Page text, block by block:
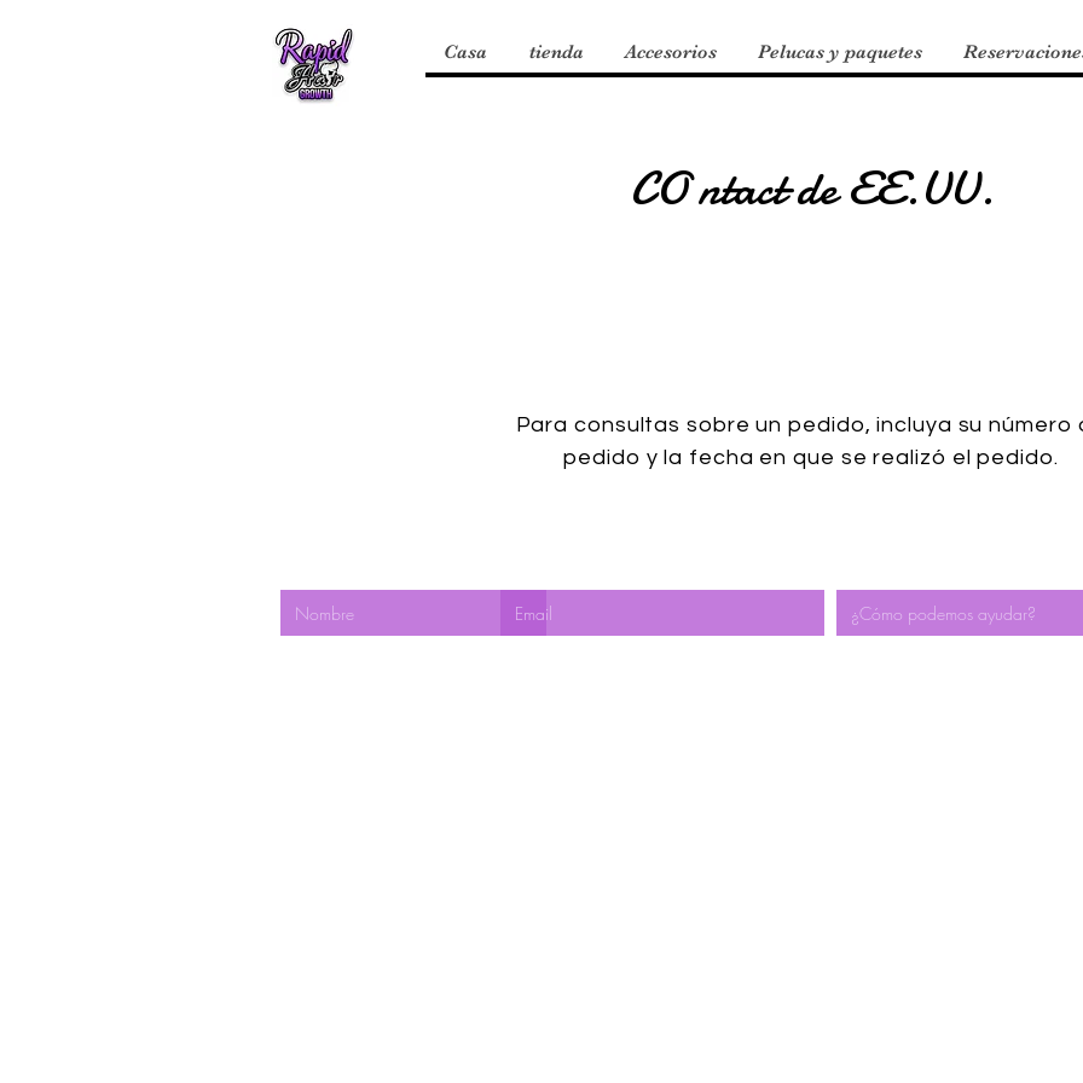
Casa tienda Accesorios Pelucas y paquetes
COntact de EE.UU.
Para consultas sobre un pedido, incluya su número
pedido y la fecha en que se realizó el pedido.